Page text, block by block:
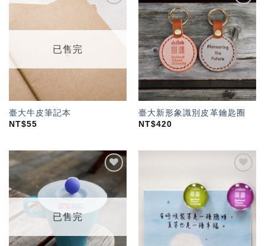
「願
望輕
已售完
臺大牛皮筆記本
NT$55
加入
「願
望輕
單」
臺大新形象識別皮革鑰匙圈
NT$420
望輕
已售完
「願
望輕
單」